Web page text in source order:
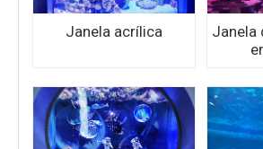
Janela acrílica
Janela